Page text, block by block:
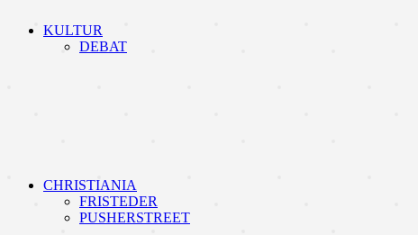
KULTUR
DEBAT
CHRISTIANIA
FRISTEDER
PUSHERSTREET